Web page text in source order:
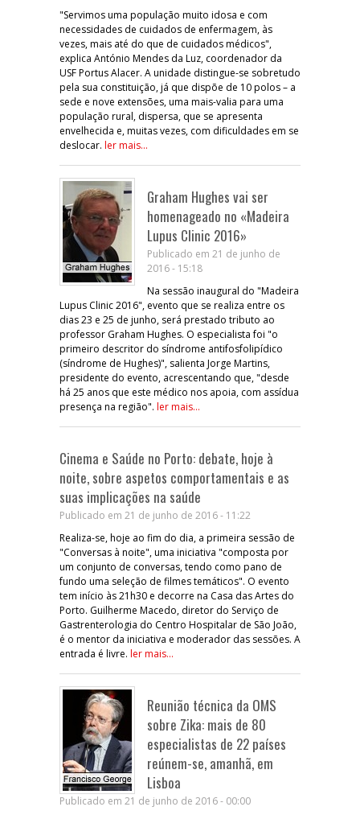
"Servimos uma população muito idosa e com
necessidades de cuidados de enfermagem, às
vezes, mais até do que de cuidados médicos",
explica António Mendes da Luz, coordenador da
USF Portus Alacer. A unidade distingue-se sobretudo
pela sua constituição, já que dispõe de 10 polos – a
sede e nove extensões, uma mais-valia para uma
população rural, dispersa, que se apresenta
envelhecida e, muitas vezes, com dificuldades em se
deslocar. ler mais...
Graham Hughes vai ser
homenageado no «Madeira
Lupus Clinic 2016»
Publicado em 21 de junho de
2016 - 15:18
Na sessão inaugural do "Madeira
Lupus Clinic 2016", evento que se realiza entre os
dias 23 e 25 de junho, será prestado tributo ao
professor Graham Hughes. O especialista foi "o
primeiro descritor do síndrome antifosfolipídico
(síndrome de Hughes)", salienta Jorge Martins,
presidente do evento, acrescentando que, "desde
há 25 anos que este médico nos apoia, com assídua
presença na região". ler mais...
Cinema e Saúde no Porto: debate, hoje à
noite, sobre aspetos comportamentais e as
suas implicações na saúde
Publicado em 21 de junho de 2016 - 11:22
Realiza-se, hoje ao fim do dia, a primeira sessão de
"Conversas à noite", uma iniciativa "composta por
um conjunto de conversas, tendo como pano de
fundo uma seleção de filmes temáticos". O evento
tem início às 21h30 e decorre na Casa das Artes do
Porto. Guilherme Macedo, diretor do Serviço de
Gastrenterologia do Centro Hospitalar de São João,
é o mentor da iniciativa e moderador das sessões. A
entrada é livre. ler mais...
Reunião técnica da OMS
sobre Zika: mais de 80
especialistas de 22 países
reúnem-se, amanhã, em
Lisboa
Publicado em 21 de junho de 2016 - 00:00